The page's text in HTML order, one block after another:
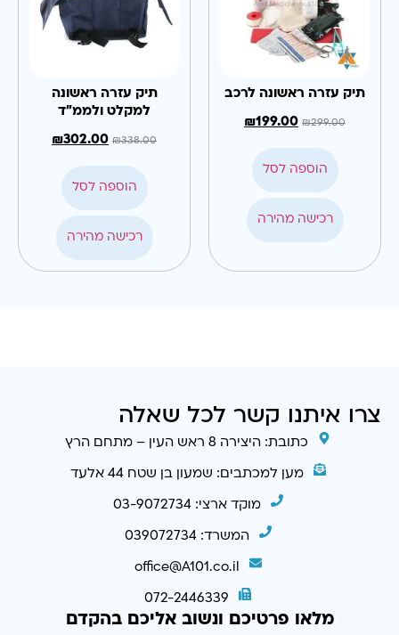
תיק עזרה ראשונה לרכב
₪299.00
₪199.00
הוספה לסל
רכישה מהירה
תיק עזרה ראשונה
למקלט ולממ"ד
₪338.00
₪302.00
הוספה לסל
רכישה מהירה
צרו איתנו קשר לכל שאלה
כתובת: היצירה 8 ראש העין – מתחם הרץ
מען למכתבים: שמעון בן שטח 44 אלעד
מוקד ארצי: 03-9072734
המשרד: 039072734
office@A101.co.il
072-2446339
מלאו פרטיכם ונשוב אליכם בהקדם